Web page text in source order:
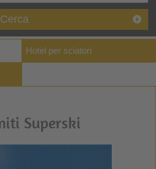
Cerca
Hotel per sciatori
Superski